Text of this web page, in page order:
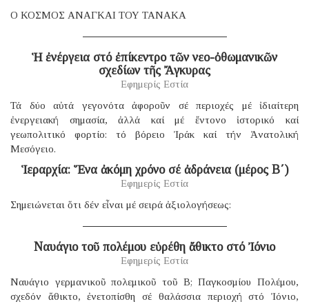
Ο ΚΟΣΜΟΣ ΑΝΑΓΚΑΙ ΤΟΥ ΤΑΝΑΚΑ
Ἡ ἐνέργεια στό ἐπίκεντρο τῶν νεο-ὀθωμανικῶν
σχεδίων τῆς Ἄγκυρας
Εφημερίς Εστία
Τά δύο αὐτά γεγονότα ἀφοροῦν σέ περιοχές μέ ἰδιαίτερη
ἐνεργειακή σημασία, ἀλλά καί μέ ἔντονο ἱστορικό καί
γεωπολιτικό φορτίο: τό βόρειο Ἰράκ καί τήν Ἀνατολική
Μεσόγειο.
Ἱεραρχία: Ἕνα ἀκόμη χρόνο σέ ἀδράνεια (μέρος B΄)
Εφημερίς Εστία
Σημειώνεται ὅτι δέν εἶναι μέ σειρά ἀξιολογήσεως:
Ναυάγιο τοῦ πολέμου εὑρέθη ἄθικτο στό Ἰόνιο
Εφημερίς Εστία
Ναυάγιο γερμανικοῦ πολεμικοῦ τοῦ B; Παγκοσμίου Πολέμου,
σχεδόν ἄθικτο, ἐνετοπίσθη σέ θαλάσσια περιοχή στό Ἰόνιο,